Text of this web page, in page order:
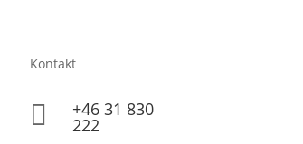
Kontakt
 +46 31 830
222